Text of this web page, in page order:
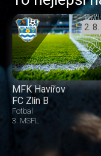
2. 8.
MFK Havířov
FC Zlín B
Fotbal
3. MSFL